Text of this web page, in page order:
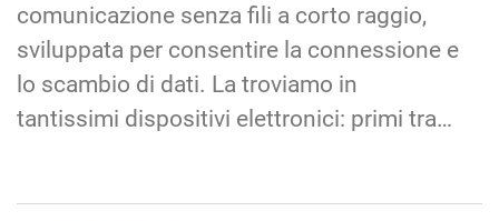
comunicazione senza fili a corto raggio,
sviluppata per consentire la connessione e
lo scambio di dati. La troviamo in
tantissimi dispositivi elettronici: primi tra…